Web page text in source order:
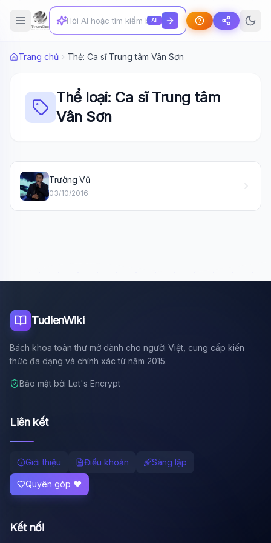
AI
Trang chủ Thẻ: Ca sĩ Trung tâm Vân Sơn
Thể loại: Ca sĩ Trung tâm
Vân Sơn
Trường Vũ
03/10/2016
TudienWiki
Bách khoa toàn thư mở dành cho người Việt, cung cấp kiến
thức đa dạng và chính xác từ năm 2015.
Bảo mật bởi Let's Encrypt
Liên kết
Giới thiệu Điều khoản Sáng lập
Quyên góp ❤️
Kết nối
Sẵn sàng hỗ trợ
🔬 Albert Einstein